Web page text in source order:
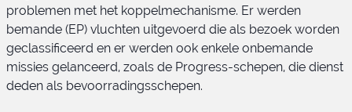
Salyut 7
problemen met het koppelmechanisme. Er werden
bemande (EP) vluchten uitgevoerd die als bezoek worden
geclassificeerd en er werden ook enkele onbemande
missies gelanceerd, zoals de Progress-schepen, die dienst
deden als bevoorradingsschepen.